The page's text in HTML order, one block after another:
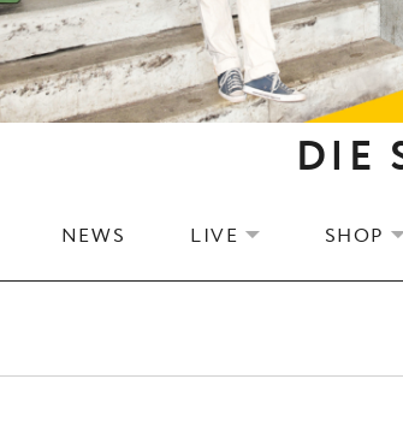
DIE
NEWS LIVE EXPAND SUBMENU
SHOP